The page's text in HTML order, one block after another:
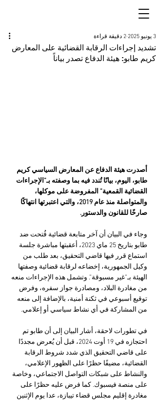
تشديد إجراءات الرقابة القضائية على المعارض
كريم طابو: هيئة الدفاع تصدر بياناً
3 يونيو 2025 2 دقيقة قراءة
أصدرت هيئة الدفاع عن المعارض السياسي كريم
طابو، اليوم، بيانًا تُندد فيه بما وصفته بـ”الإجراءات
القضائية القمعية” المفروضة على موكلها،
والمتواصلة منذ عام 2019، والتي اعتبرتها انتهاكًا
صارخًا للقانون والدستور.
وجاء في البيان أن آخر متابعة قضائية فُتحت ضد
طابو بتاريخ 25 ماي 2023، أعقبتها مباشرة جلسة
استماع قرر فيها قاضي التحقيق، بعد طلب من
وكيل الجمهورية، إخضاعه لرقابة قضائية وصفتها
الهيئة بـ”غير مسبوقة”. وتشمل هذه الإجراءات منعه
من مغادرة البلاد، ومصادرة جواز سفره، وفرض
توقيع أسبوعي في ثكنة أمنية، بالإضافة إلى منعه
من المشاركة في أي نشاط سياسي أو إعلامي.
في تطورات لاحقة، أشار البيان إلى أن طابو تم
احتجازه في 19 أوت 2024، قبل أن يُعرض مجددًا
على قاضي التحقيق الذي شدد شروط الرقابة
القضائية، مضيفًا حظرًا على الظهور الإعلامي،
والنشاط على شبكات التواصل الاجتماعي، وخاصة
على منصة فيسبوك. كما فرض عليه حظرًا على
مغادرة إقليم مجلس قضاء تيبازة، عدا يوم الإثنين